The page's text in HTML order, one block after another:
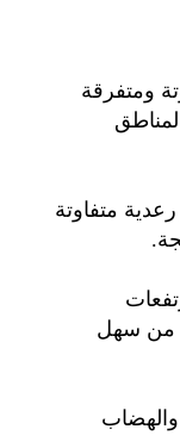
ومتفرقة
متفاوتة
من سهل